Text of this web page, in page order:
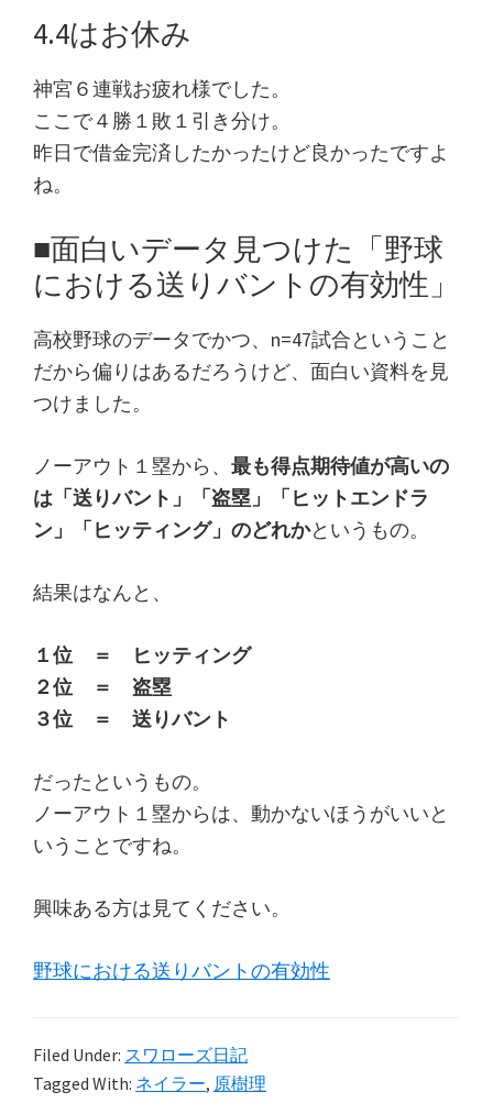
4.4はお休み
神宮６連戦お疲れ様でした。
ここで４勝１敗１引き分け。
昨日で借金完済したかったけど良かったですよ
ね。
■面白いデータ見つけた「野球
における送りバントの有効性」
高校野球のデータでかつ、n=47試合ということ
だから偏りはあるだろうけど、面白い資料を見
つけました。
ノーアウト１塁から、 最も得点期待値が高いの
は「送りバント」「盗塁」「ヒットエンドラ
ン」「ヒッティング」のどれかというもの。
結果はなんと、
１位 ＝ ヒッティング
２位 ＝ 盗塁
３位 ＝ 送りバント
だったというもの。
ノーアウト１塁からは、動かないほうがいいと
いうことですね。
興味ある方は見てください。
野球における送りバントの有効性
Filed Under: スワローズ日記
Tagged With: ネイラー, 原樹理